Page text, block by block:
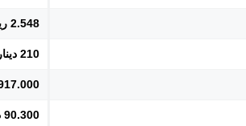
2.548 ريال
210 دينار
917.000
90.300 دينار